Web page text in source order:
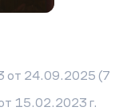
от 24.09.2025 (7
15.02.2023 г.